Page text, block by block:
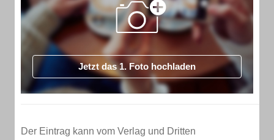
Jetzt das 1. Foto hochladen
Der Eintrag kann vom Verlag und Dritten